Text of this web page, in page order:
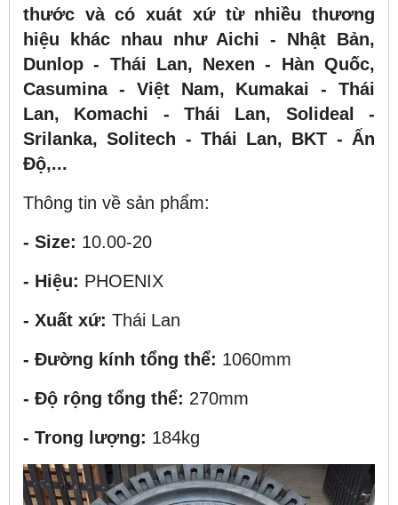
thước và có xuát xứ từ nhiều thương
hiệu khác nhau như Aichi - Nhật Bản,
Dunlop - Thái Lan, Nexen - Hàn Quốc,
Casumina - Việt Nam, Kumakai - Thái
Lan, Komachi - Thái Lan, Solideal -
Srilanka, Solitech - Thái Lan, BKT - Ấn
Độ,...
Thông tin về sản phẩm:
- Size: 10.00-20
- Hiệu: PHOENIX
- Xuất xứ: Thái Lan
- Đường kính tổng thể: 1060mm
- Độ rộng tổng thể: 270mm
- Trong lượng: 184kg